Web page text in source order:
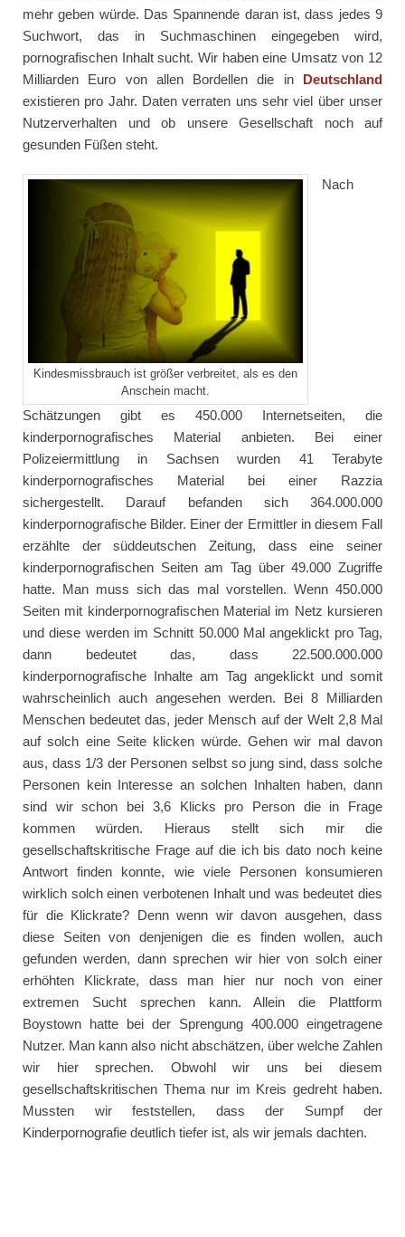
mehr geben würde. Das Spannende daran ist, dass jedes 9
Suchwort, das in Suchmaschinen eingegeben wird,
pornografischen Inhalt sucht. Wir haben eine Umsatz von 12
Milliarden Euro von allen Bordellen die in Deutschland
existieren pro Jahr. Daten verraten uns sehr viel über unser
Nutzerverhalten und ob unsere Gesellschaft noch auf
gesunden Füßen steht.
Kindesmissbrauch ist größer verbreitet, als es den
Anschein macht.
Nach
Schätzungen gibt es 450.000 Internetseiten, die
kinderpornografisches Material anbieten. Bei einer
Polizeiermittlung in Sachsen wurden 41 Terabyte
kinderpornografisches Material bei einer Razzia
sichergestellt. Darauf befanden sich 364.000.000
kinderpornografische Bilder. Einer der Ermittler in diesem Fall
erzählte der süddeutschen Zeitung, dass eine seiner
kinderpornografischen Seiten am Tag über 49.000 Zugriffe
hatte. Man muss sich das mal vorstellen. Wenn 450.000
Seiten mit kinderpornografischen Material im Netz kursieren
und diese werden im Schnitt 50.000 Mal angeklickt pro Tag,
dann bedeutet das, dass 22.500.000.000
kinderpornografische Inhalte am Tag angeklickt und somit
wahrscheinlich auch angesehen werden. Bei 8 Milliarden
Menschen bedeutet das, jeder Mensch auf der Welt 2,8 Mal
auf solch eine Seite klicken würde. Gehen wir mal davon
aus, dass 1/3 der Personen selbst so jung sind, dass solche
Personen kein Interesse an solchen Inhalten haben, dann
sind wir schon bei 3,6 Klicks pro Person die in Frage
kommen würden. Hieraus stellt sich mir die
gesellschaftskritische Frage auf die ich bis dato noch keine
Antwort finden konnte, wie viele Personen konsumieren
wirklich solch einen verbotenen Inhalt und was bedeutet dies
für die Klickrate? Denn wenn wir davon ausgehen, dass
diese Seiten von denjenigen die es finden wollen, auch
gefunden werden, dann sprechen wir hier von solch einer
erhöhten Klickrate, dass man hier nur noch von einer
extremen Sucht sprechen kann. Allein die Plattform
Boystown hatte bei der Sprengung 400.000 eingetragene
Nutzer. Man kann also nicht abschätzen, über welche Zahlen
wir hier sprechen. Obwohl wir uns bei diesem
gesellschaftskritischen Thema nur im Kreis gedreht haben.
Mussten wir feststellen, dass der Sumpf der
Kinderpornografie deutlich tiefer ist, als wir jemals dachten.